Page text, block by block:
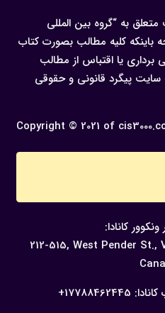
به “گروه بین المللی
باینکه کلیه مطالب بصورت کتاب
یا اقتباس از مطالب
پیگرد قانونی و حقوقی
Copyright © 2021 of
212-515, West Pender St.,
17788462445+